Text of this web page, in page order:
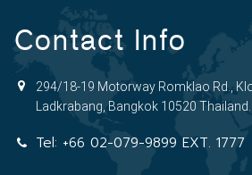
Contact Info
294/18-19 Motorway Romklao Rd.,
Ladkrabang, Bangkok 10520 Thailand.
Tel: +66 02-079-9899 EXT. 1777